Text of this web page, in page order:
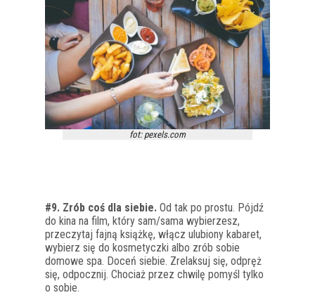
fot: pexels.com
#9. Zrób coś dla siebie. Od tak po prostu. Pójdź
do kina na film, który sam/sama wybierzesz,
przeczytaj fajną książkę, włącz ulubiony kabaret,
wybierz się do kosmetyczki albo zrób sobie
domowe spa. Doceń siebie. Zrelaksuj się, odpręż
się, odpocznij. Chociaż przez chwilę pomyśl tylko
o sobie.